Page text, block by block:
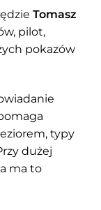
Tomasz
pilot,
pokazów
typy
dużej
ma to